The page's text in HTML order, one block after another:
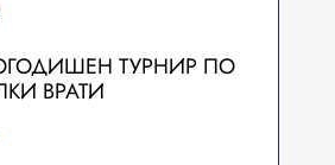
ТУРНИР ПО
ВРАТИ